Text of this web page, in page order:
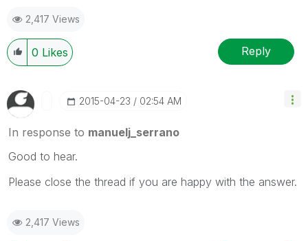
2,417 Views
0 Likes Reply
‎2015-04-23 02:54 AM
In response to manuelj_serrano
Good to hear.
Please close the thread if you are happy with the answer.
2,417 Views